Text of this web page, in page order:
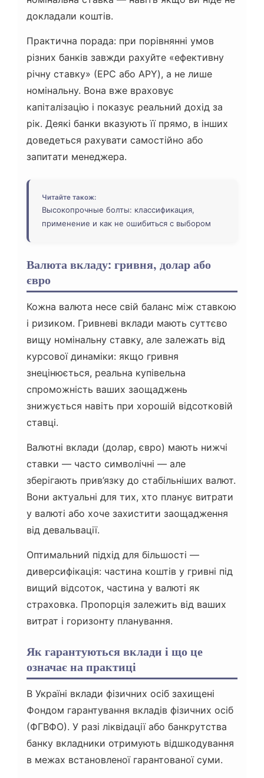
докладали коштів.
Практична порада: при порівнянні умов
різних банків завжди рахуйте «ефективну
річну ставку» (ЕРС або APY), а не лише
номінальну. Вона вже враховує
капіталізацію і показує реальний дохід за
рік. Деякі банки вказують її прямо, в інших
доведеться рахувати самостійно або
запитати менеджера.
Читайте також:
Высокопрочные болты: классификация,
применение и как не ошибиться с выбором
Валюта вкладу: гривня, долар або
євро
Кожна валюта несе свій баланс між ставкою
і ризиком. Гривневі вклади мають суттєво
вищу номінальну ставку, але залежать від
курсової динаміки: якщо гривня
знецінюється, реальна купівельна
спроможність ваших заощаджень
знижується навіть при хорошій відсотковій
ставці.
Валютні вклади (долар, євро) мають нижчі
ставки — часто символічні — але
зберігають прив’язку до стабільніших валют.
Вони актуальні для тих, хто планує витрати
у валюті або хоче захистити заощадження
від девальвації.
Оптимальний підхід для більшості —
диверсифікація: частина коштів у гривні під
вищий відсоток, частина у валюті як
страховка. Пропорція залежить від ваших
витрат і горизонту планування.
Як гарантуються вклади і що це
означає на практиці
В Україні вклади фізичних осіб захищені
Фондом гарантування вкладів фізичних осіб
(ФГВФО). У разі ліквідації або банкрутства
банку вкладники отримують відшкодування
в межах встановленої гарантованої суми.